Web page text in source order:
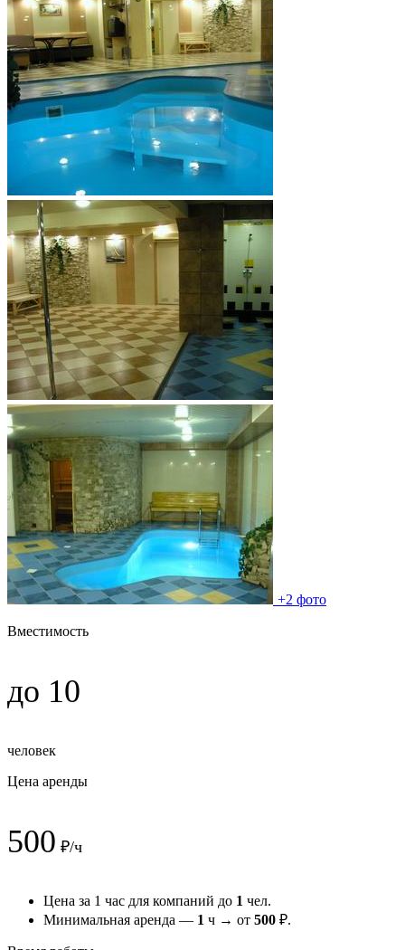
+2 фото
Вместимость
до 10
человек
Цена аренды
500 ₽/ч
Цена за 1 час для компаний до 1 чел.
Минимальная аренда — 1 ч → от 500 ₽.